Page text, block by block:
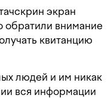
экран
обратили внимание
квитанцию
людей и им никак
вся информации